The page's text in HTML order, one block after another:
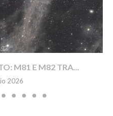
M81 E M82 TRA...
2026